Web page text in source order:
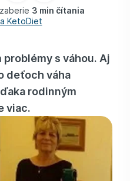
3 min čítania
KetoDiet
s váhou. Aj
deťoch váha
rodinným
viac.